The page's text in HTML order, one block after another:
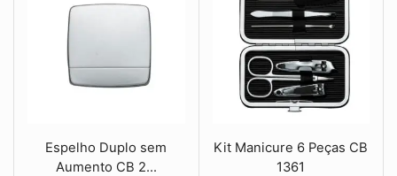
Espelho Duplo sem
Aumento CB 2...
Kit Manicure 6 Peças CB
1361